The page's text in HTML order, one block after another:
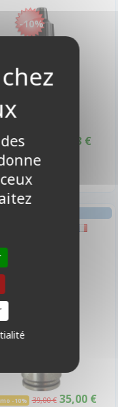
-10%
-10% 3,33 €
-10% 39,00 € 35,00 €